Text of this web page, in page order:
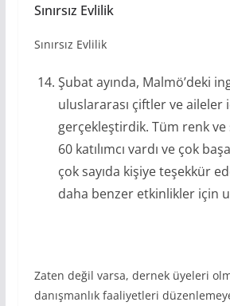
Sınırsız Evlilik
Sınırsız Evlilik
Şubat ayında, Malmö’deki
uluslararası çiftler ve aileler
gerçekleştirdik. Tüm renk ve
60 katılımcı vardı ve çok
çok sayıda kişiye teşekkür
daha benzer etkinlikler için
Zaten değil varsa, dernek üyeleri
danışmanlık faaliyetleri